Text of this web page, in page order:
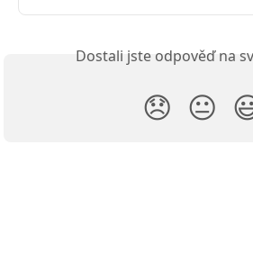
Dostali jste odpověď na
😞 😐